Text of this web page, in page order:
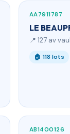
AA7911787
LE
📍 127 av
🏠 118 lots
AB1400126